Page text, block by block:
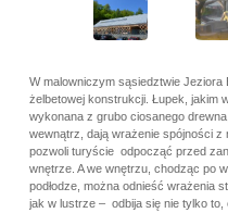
W malowniczym sąsiedztwie Jeziora
żelbetowej konstrukcji. Łupek, jakim
wykonana z grubo ciosanego
wewnątrz, dają wrażenie spójności z
pozwoli turyście odpocząć przed
wnętrze. A we wnętrzu, chodząc po
podłodze, można odnieść wrażenia
jak w lustrze – odbija się nie tylko to,